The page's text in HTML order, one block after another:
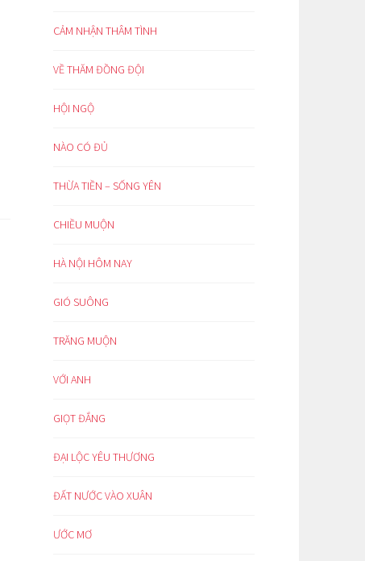
CẢM NHẬN THÂM TÌNH
VỀ THĂM ĐỒNG ĐỘI
HỘI NGỘ
NÀO CÓ ĐỦ
THỪA TIỀN – SỐNG YÊN
CHIỀU MUỘN
HÀ NỘI HÔM NAY
GIÓ SUÔNG
TRĂNG MUỘN
VỚI ANH
GIỌT ĐẮNG
ĐẠI LỘC YÊU THƯƠNG
ĐẤT NƯỚC VÀO XUÂN
ƯỚC MƠ